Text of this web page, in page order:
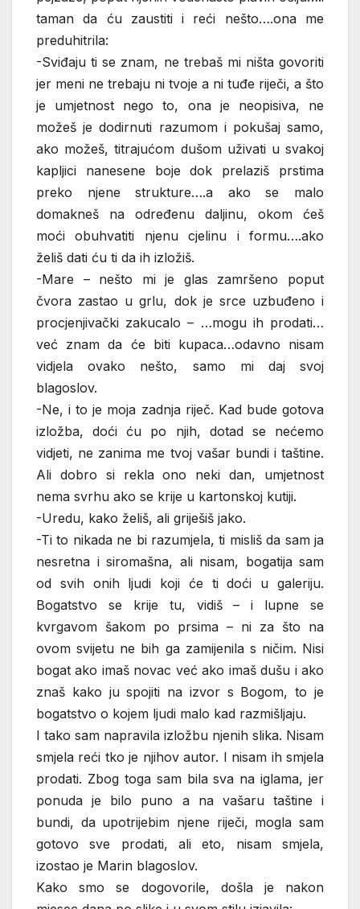
taman da ću zaustiti i reći nešto….ona me
preduhitrila:
-Sviđaju ti se znam, ne trebaš mi ništa govoriti
jer meni ne trebaju ni tvoje a ni tuđe riječi, a što
je umjetnost nego to, ona je neopisiva, ne
možeš je dodirnuti razumom i pokušaj samo,
ako možeš, titrajućom dušom uživati u svakoj
kapljici nanesene boje dok prelaziš prstima
preko njene strukture….a ako se malo
domakneš na određenu daljinu, okom ćeš
moći obuhvatiti njenu cjelinu i formu….ako
želiš dati ću ti da ih izložiš.
-Mare – nešto mi je glas zamršeno poput
čvora zastao u grlu, dok je srce uzbuđeno i
procjenjivački zakucalo – …mogu ih prodati…
već znam da će biti kupaca…odavno nisam
vidjela ovako nešto, samo mi daj svoj
blagoslov.
-Ne, i to je moja zadnja riječ. Kad bude gotova
izložba, doći ću po njih, dotad se nećemo
vidjeti, ne zanima me tvoj vašar bundi i taštine.
Ali dobro si rekla ono neki dan, umjetnost
nema svrhu ako se krije u kartonskoj kutiji.
-Uredu, kako želiš, ali griješiš jako.
-Ti to nikada ne bi razumjela, ti misliš da sam ja
nesretna i siromašna, ali nisam, bogatija sam
od svih onih ljudi koji će ti doći u galeriju.
Bogatstvo se krije tu, vidiš – i lupne se
kvrgavom šakom po prsima – ni za što na
ovom svijetu ne bih ga zamijenila s ničim. Nisi
bogat ako imaš novac već ako imaš dušu i ako
znaš kako ju spojiti na izvor s Bogom, to je
bogatstvo o kojem ljudi malo kad razmišljaju.
I tako sam napravila izložbu njenih slika. Nisam
smjela reći tko je njihov autor. I nisam ih smjela
prodati. Zbog toga sam bila sva na iglama, jer
ponuda je bilo puno a na vašaru taštine i
bundi, da upotrijebim njene riječi, mogla sam
gotovo sve prodati, ali eto, nisam smjela,
izostao je Marin blagoslov.
Kako smo se dogovorile, došla je nakon